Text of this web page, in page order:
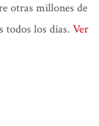
otras millones de
todos los días. Ver